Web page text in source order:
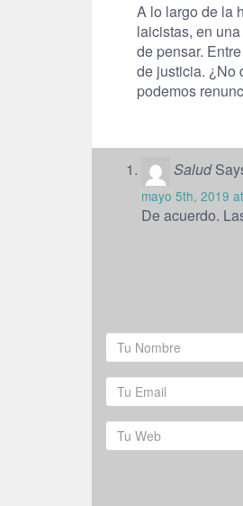
A lo largo de la
laicistas, en
de pensar.
de justicia. ¿No
podemos
Salud
mayo 5th, 2019
De acuerdo.